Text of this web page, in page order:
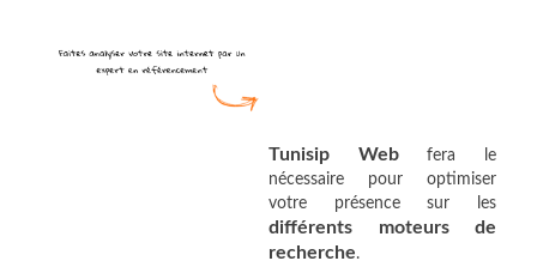
Tunisip Webfera le
nécessaire pour optimiser
votre présence sur les
différents moteurs de
recherche.